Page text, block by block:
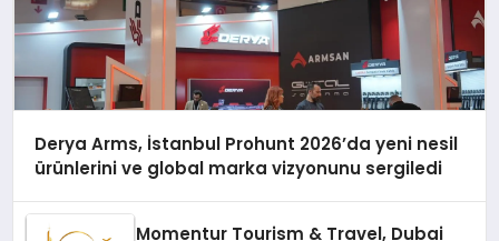
Derya Arms, İstanbul Prohunt 2026’da yeni nesil
ürünlerini ve global marka vizyonunu sergiledi
Momentur Tourism & Travel, Dubai